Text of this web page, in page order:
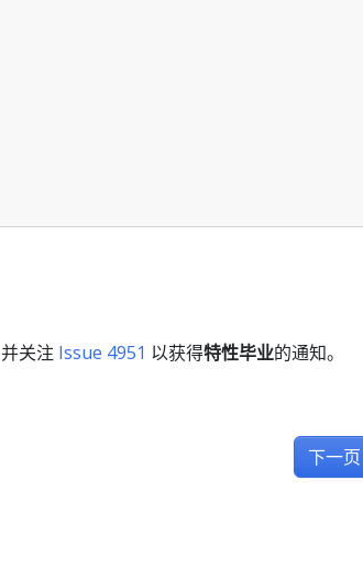
关注 Issue 4951 以获得特性毕业的通知。
下一页